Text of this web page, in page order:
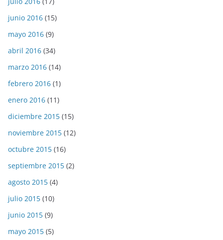
junio 2016 (15)
mayo 2016 (9)
abril 2016 (34)
marzo 2016 (14)
febrero 2016 (1)
enero 2016 (11)
diciembre 2015 (15)
noviembre 2015 (12)
octubre 2015 (16)
septiembre 2015 (2)
agosto 2015 (4)
julio 2015 (10)
junio 2015 (9)
mayo 2015 (5)